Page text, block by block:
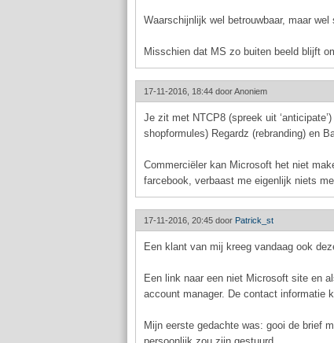
Waarschijnlijk wel betrouwbaar, maar
Misschien dat MS zo buiten beeld blijft
17-11-2016, 18:44 doorAnoniem
Je zit met NTCP8 (spreek uit
shopformules) Regardz (rebranding) en
Commerciëler kan Microsoft het niet
farcebook, verbaast me eigenlijk niets
17-11-2016, 20:45 door Patrick_st
Een klant van mij kreeg vandaag ook
Een link naar een niet Microsoft site en
account manager. De contact informatie
Mijn eerste gedachte was: gooi de brief